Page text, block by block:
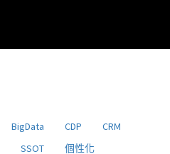
BigData CDP
CRM
SSOT 個性化